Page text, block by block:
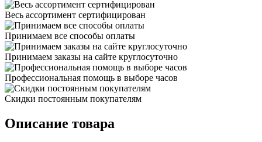
Весь ассортимент сертифицирован
Принимаем все способы оплаты
Принимаем заказы на сайте круглосуточно
Профессиональная помощь в выборе часов
Скидки постоянным покупателям
Описание товара